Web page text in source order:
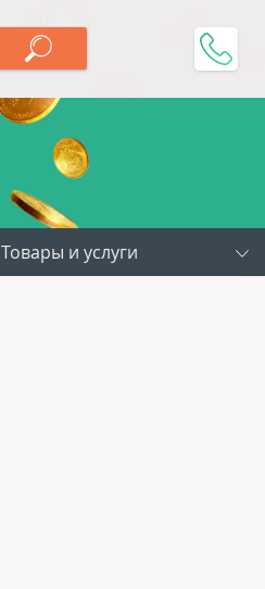
Товары и услуги